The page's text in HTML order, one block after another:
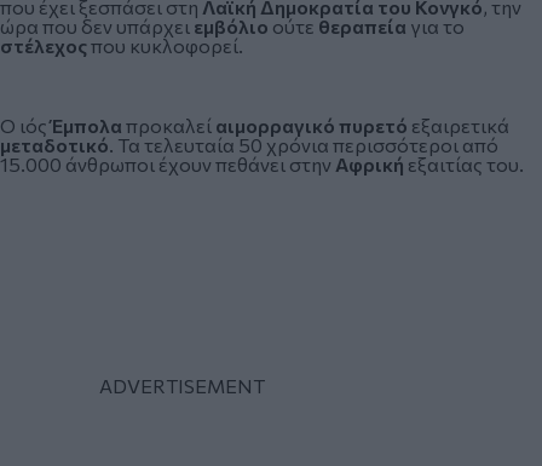
που έχει ξεσπάσει στηΛαϊκή Δημοκρατία του Κονγκό, την
ώρα που δεν υπάρχει εμβόλιο ούτε θεραπεία για το
στέλεχοςπου κυκλοφορεί.
Ο ιόςΈμπολα προκαλεί αιμορραγικό πυρετό εξαιρετικά
μεταδοτικό. Τα τελευταία 50 χρόνια περισσότεροι από
15.000 άνθρωποι έχουν πεθάνει στην Αφρική εξαιτίας του.